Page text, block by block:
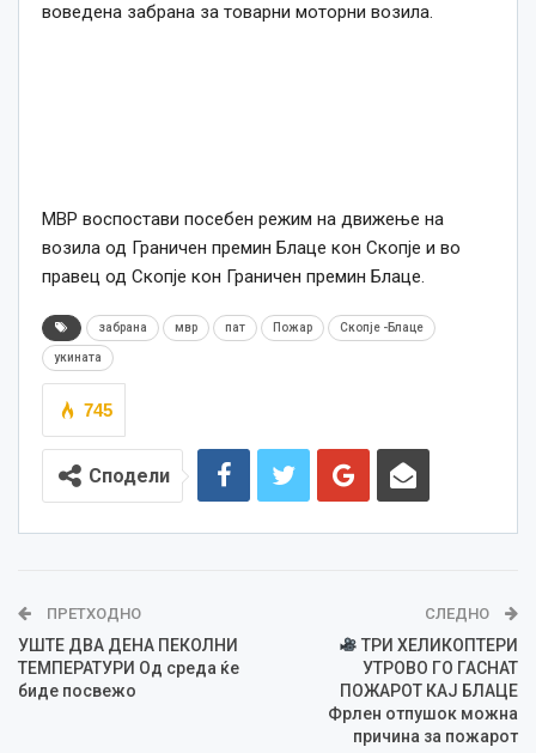
воведена забрана за товарни моторни возила.
МВР воспостави посебен режим на движење на
возила од Граничен премин Блаце кон Скопје и во
правец од Скопје кон Граничен премин Блаце.
забрана мвр пат Пожар Скопје -Блаце
укината
745
Сподели
ПРЕТХОДНО
УШТЕ ДВА ДЕНА ПЕКОЛНИ
ТЕМПЕРАТУРИ Од среда ќе
биде посвежо
СЛЕДНО
ТРИ ХЕЛИКОПТЕРИ
УТРОВО ГО ГАСНАТ
ПОЖАРОТ КАЈ БЛАЦЕ
Фрлен отпушок можна
причина за пожарот